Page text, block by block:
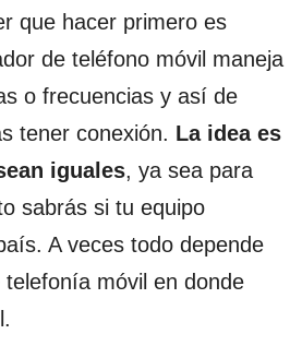
que hacer primero es
de teléfono móvil maneja
o frecuencias y así de
tener conexión. La idea es
iguales, ya sea para
sabrás si tu equipo
A veces todo depende
móvil en donde